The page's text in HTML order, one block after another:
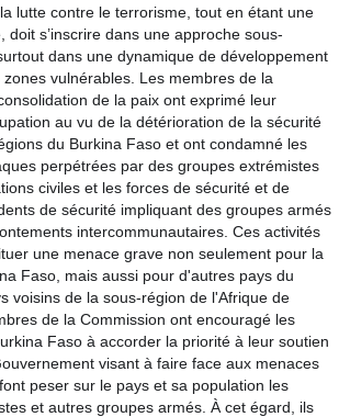
lutte contre le terrorisme, tout en étant une
doit s’inscrire dans une approche sous-
dans une dynamique de développement
vulnérables. Les membres de la
de la paix ont exprimé leur
au vu de la détérioration de la sécurité
du Burkina Faso et ont condamné les
perpétrées par des groupes extrémistes
civiles et les forces de sécurité et de
de sécurité impliquant des groupes armés
intercommunautaires. Ces activités
une menace grave non seulement pour la
Faso, mais aussi pour d'autres pays du
voisins de la sous-région de l'Afrique de
de la Commission ont encouragé les
Faso à accorder la priorité à leur soutien
visant à faire face aux menaces
peser sur le pays et sa population les
et autres groupes armés. À cet égard, ils